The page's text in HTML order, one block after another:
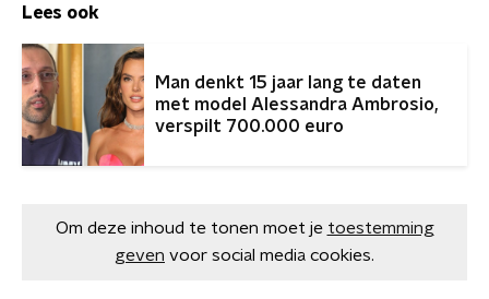
Lees ook
Man denkt 15 jaar lang te daten
met model Alessandra Ambrosio,
verspilt 700.000 euro
Om deze inhoud te tonen moet je toestemming
geven voor social media cookies.